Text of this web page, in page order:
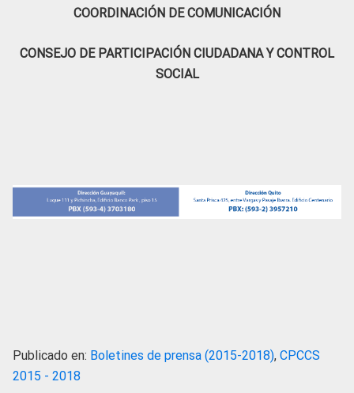
COORDINACIÓN DE COMUNICACIÓN
CONSEJO DE PARTICIPACIÓN CIUDADANA Y CONTROL
SOCIAL
Publicado en: Boletines de prensa (2015-2018), CPCCS
2015 - 2018